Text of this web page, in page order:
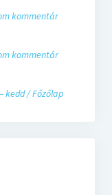
kommentár
kommentár
kedd / Főzőlap